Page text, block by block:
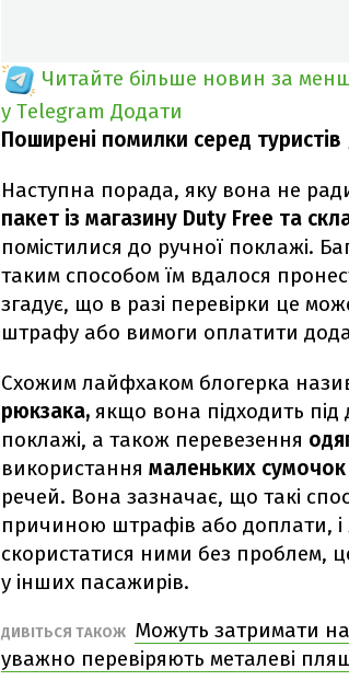
Читайте більше новин за
у Telegram Додати
Поширені помилки серед туристів
Наступна порада, яку вона не
пакет із магазину Duty Free та
помістилися до ручної поклажі.
таким способом їм вдалося
згадує, що в разі перевірки це
штрафу або вимоги оплатити
Схожим лайфхаком блогерка
рюкзака, якщо вона підходить під
поклажі, а також перевезення
використання маленьких
речей. Вона зазначає, що такі
причиною штрафів або доплати, і
скористатися ними без проблем,
у інших пасажирів.
ДИВІТЬСЯ ТАКОЖ Можуть затримати
уважно перевіряють металеві